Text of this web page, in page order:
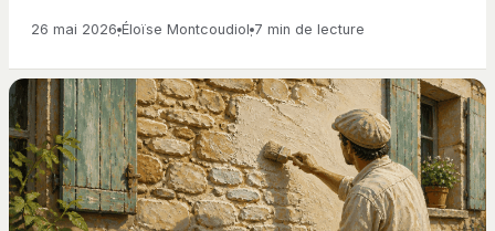
26 mai 2026·Éloïse Montcoudiol·7 min de lecture